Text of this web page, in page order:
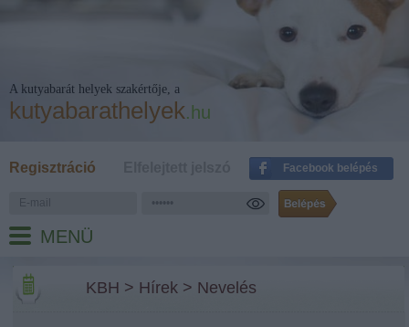
A kutyabarát helyek szakértője, a
kutyabarathelyek.hu
Regisztráció Facebook belépés
MENÜ
KBH > Hírek > Nevelés